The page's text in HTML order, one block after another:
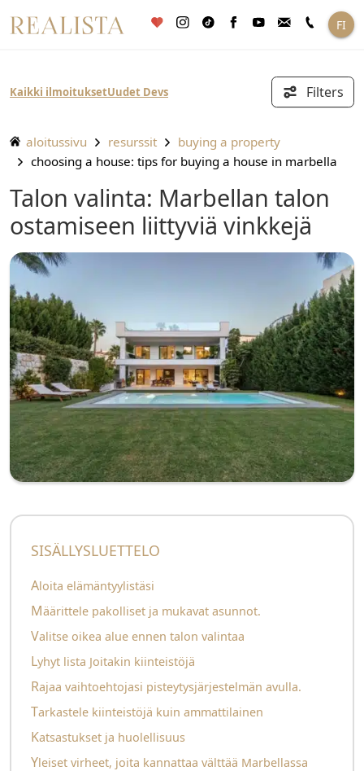
sisältöön
FI
Kaikki ilmoitukset Uudet Devs Filters
aloitussivu resurssit
buying a property
choosing a house: tips for buying a house in marbella
Talon valinta: Marbellan talon
ostamiseen liittyviä vinkkejä
SISÄLLYSLUETTELO
Aloita elämäntyylistäsi
Määrittele pakolliset ja mukavat asunnot.
Valitse oikea alue ennen talon valintaa
Lyhyt lista Joitakin kiinteistöjä
Rajaa vaihtoehtojasi pisteytysjärjestelmän avulla.
Tarkastele kiinteistöjä kuin ammattilainen
Katsastukset ja huolellisuus
Yleiset virheet, joita kannattaa välttää Marbellassa